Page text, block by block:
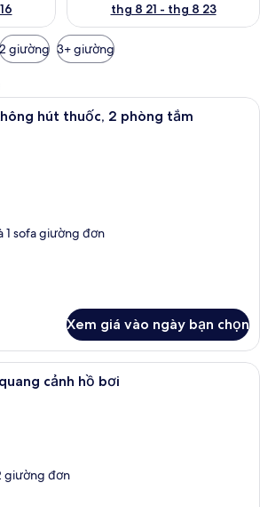
thg 8 21 - thg 8 23
2 giường 3+ giường
Phòng Suite Junior, không hút
hút thuốc, 2 phòng tắm
1 sofa giường đơn
Xem giá vào ngày bạn chọn
Bộ trải giường bằng vải cotton Ai
cảnh hồ bơi
giường đơn